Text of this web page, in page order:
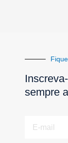
sempre